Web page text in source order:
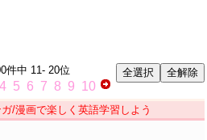
件中 11- 20位
4 5 6 7 8 9 10
/漫画で楽しく英語学習しよう